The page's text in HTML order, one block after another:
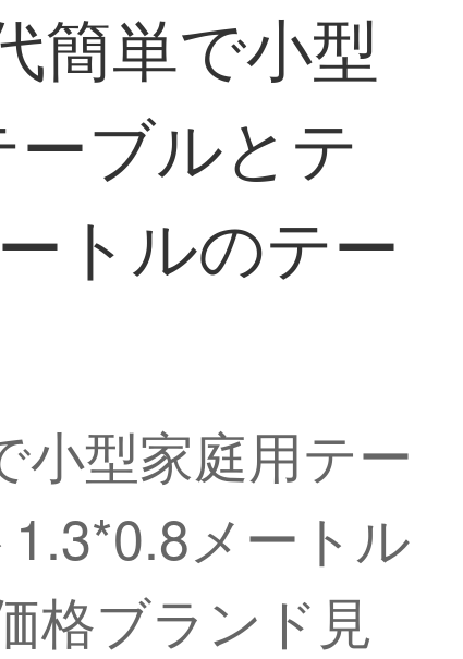
簡単で小型
ブルとテ
トルのテー
小型家庭用テー
メートル
格ブランド見